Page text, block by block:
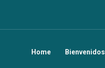
Home Bienvenidos